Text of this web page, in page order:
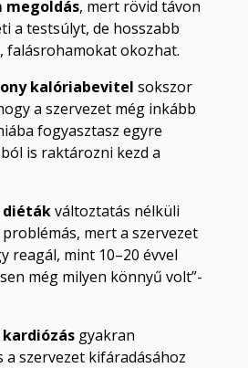
megoldás, mert rövid távon
a testsúlyt, de hosszabb
falásrohamokat okozhat.
kalóriabevitel sokszor
a szervezet még inkább
fogyasztasz egyre
is raktározni kezd a
diétákváltoztatás nélküli
mert a szervezet
reagál, mint 10–20 évvel
még milyen könnyű volt”-
gyakran
a szervezet kifáradásához